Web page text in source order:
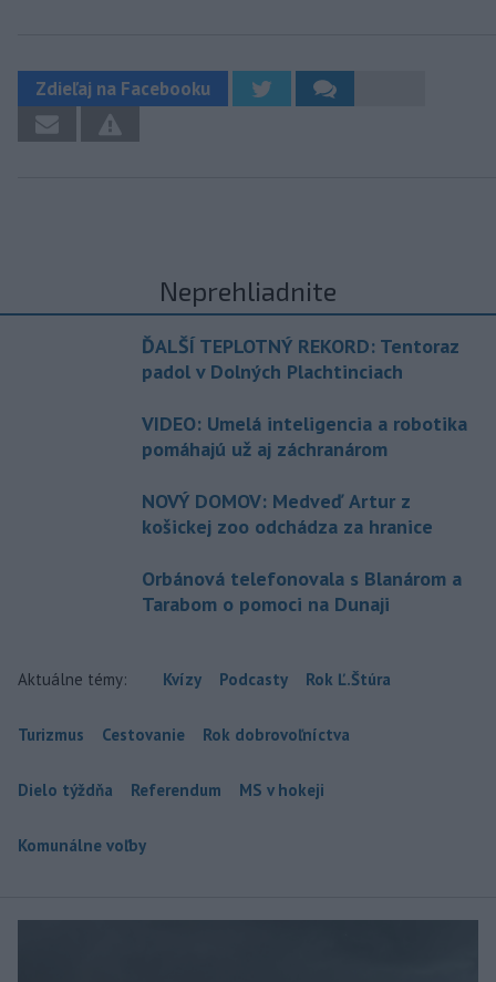
Zdieľaj na Facebooku
Neprehliadnite
ĎALŠÍ TEPLOTNÝ REKORD: Tentoraz
padol v Dolných Plachtinciach
VIDEO: Umelá inteligencia a robotika
pomáhajú už aj záchranárom
NOVÝ DOMOV: Medveď Artur z
košickej zoo odchádza za hranice
Orbánová telefonovala s Blanárom a
Tarabom o pomoci na Dunaji
Aktuálne témy: Kvízy Podcasty Rok Ľ.Štúra
Turizmus Cestovanie Rok dobrovoľníctva
Dielo týždňa Referendum MS v hokeji
Komunálne voľby